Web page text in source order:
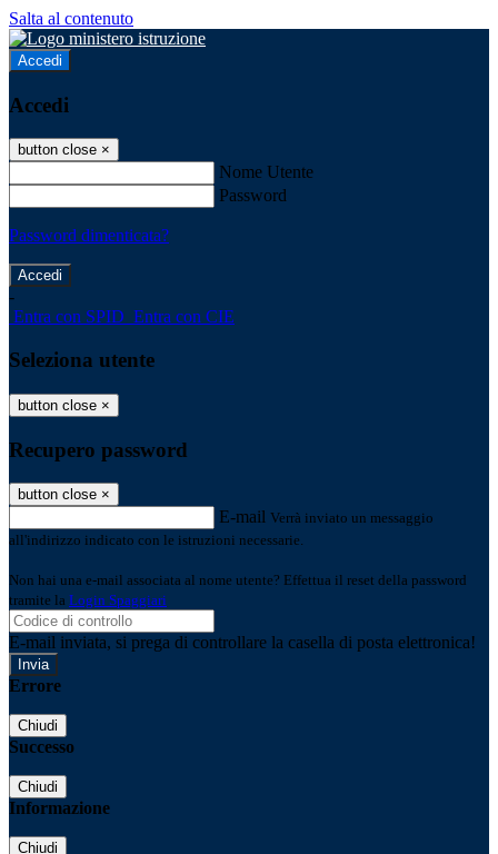
Salta al contenuto
Accedi
Accedi
button close ×
Nome Utente
Password
Password dimenticata?
-
Entra con SPID Entra con CIE
Seleziona utente
button close ×
Recupero password
button close ×
E-mail Verrà inviato un messaggio
all'indirizzo indicato con le istruzioni necessarie.
Non hai una e-mail associata al nome utente? Effettua il reset della password
tramite la Login Spaggiari
E-mail inviata, si prega di controllare la casella di posta elettronica!
Errore
Chiudi
Successo
Chiudi
Informazione
Chiudi